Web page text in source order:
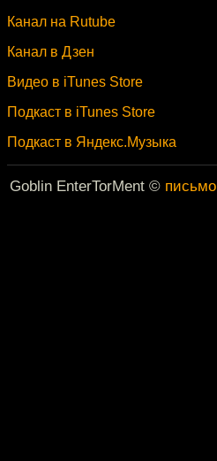
Канал на Rutube
Канал в Дзен
Видео в iTunes Store
Подкаст в iTunes Store
Подкаст в Яндекс.Музыка
Goblin EnterTorMent © письмо